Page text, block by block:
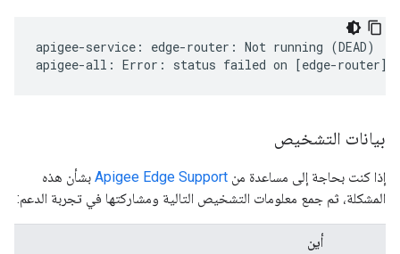
apigee-service: edge-router: Not running (DEAD)
apigee-all: Error: status failed on [edge-router]
بيانات التشخيص
إذا كنت بحاجة إلى مساعدة من Apigee Edge Support بشأن هذه
المشكلة، ثم جمع معلومات التشخيص التالية ومشاركتها في تجربة الدعم:
أين